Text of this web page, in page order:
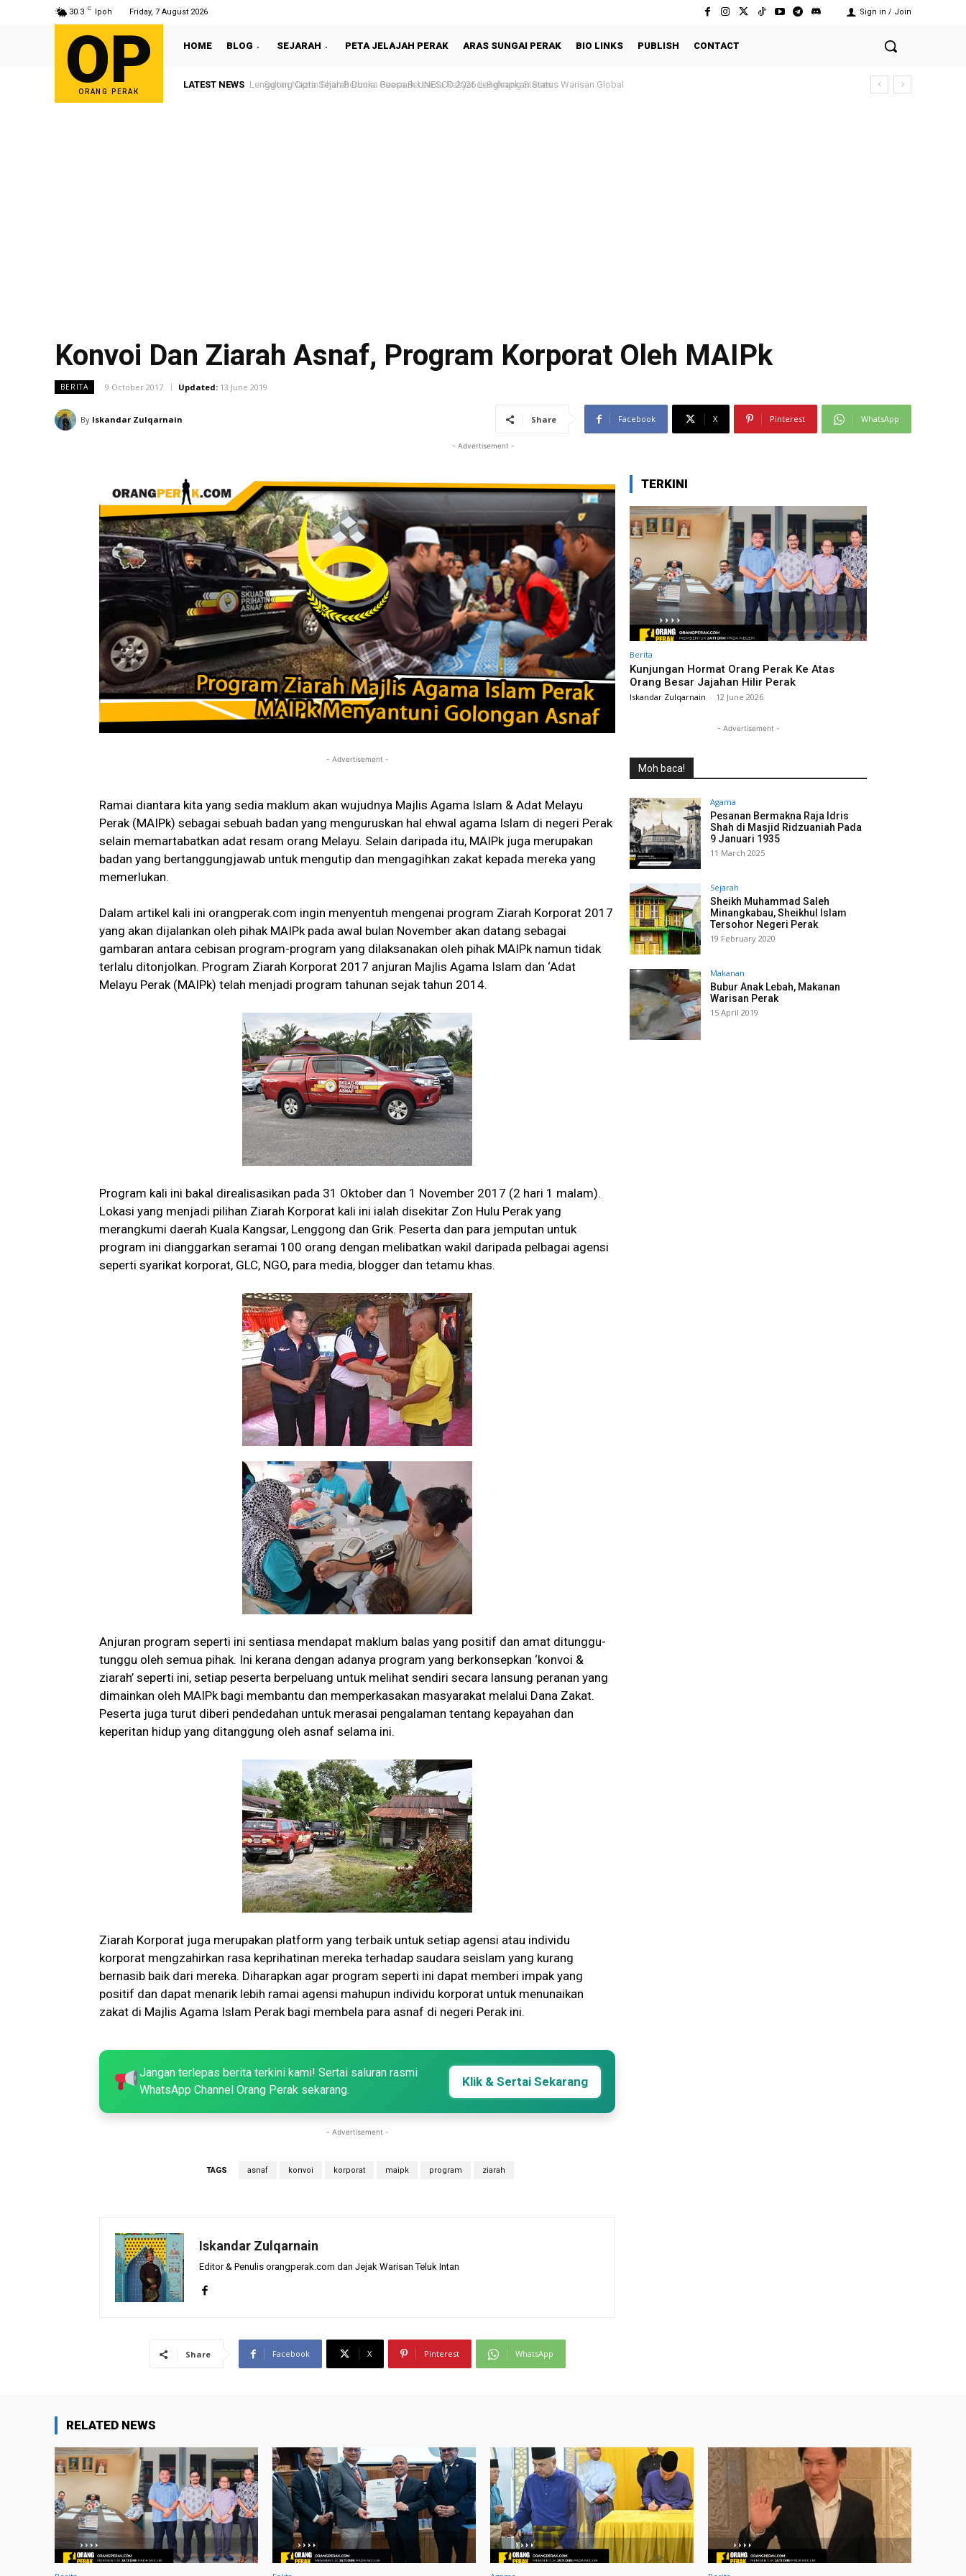
30.3 C Ipoh Friday, 7 August 2026 Sign in / Join
OP
ORANG PERAK
HOME BLOG SEJARAH PETA JELAJAH PERAK ARAS SUNGAI PERAK BIO LINKS PUBLISH CONTACT
LATEST NEWS Sultan Nazrin Shah Berbuka Puasa Bersama Rakyat di Behrang Stesen
Konvoi Dan Ziarah Asnaf, Program Korporat Oleh MAIPk
BERITA 9 October 2017 Updated: 13 June 2019
By Iskandar Zulqarnain Share Facebook X Pinterest WhatsApp
- Advertisement -
- Advertisement -
Ramai diantara kita yang sedia maklum akan wujudnya Majlis Agama Islam & Adat Melayu
Perak (MAIPk) sebagai sebuah badan yang menguruskan hal ehwal agama Islam di negeri Perak
selain memartabatkan adat resam orang Melayu. Selain daripada itu, MAIPk juga merupakan
badan yang bertanggungjawab untuk mengutip dan mengagihkan zakat kepada mereka yang
memerlukan.
Dalam artikel kali ini orangperak.com ingin menyentuh mengenai program Ziarah Korporat 2017
yang akan dijalankan oleh pihak MAIPk pada awal bulan November akan datang sebagai
gambaran antara cebisan program-program yang dilaksanakan oleh pihak MAIPk namun tidak
terlalu ditonjolkan. Program Ziarah Korporat 2017 anjuran Majlis Agama Islam dan ‘Adat
Melayu Perak (MAIPk) telah menjadi program tahunan sejak tahun 2014.
Program kali ini bakal direalisasikan pada 31 Oktober dan 1 November 2017 (2 hari 1 malam).
Lokasi yang menjadi pilihan Ziarah Korporat kali ini ialah disekitar Zon Hulu Perak yang
merangkumi daerah Kuala Kangsar, Lenggong dan Grik. Peserta dan para jemputan untuk
program ini dianggarkan seramai 100 orang dengan melibatkan wakil daripada pelbagai agensi
seperti syarikat korporat, GLC, NGO, para media, blogger dan tetamu khas.
Anjuran program seperti ini sentiasa mendapat maklum balas yang positif dan amat ditunggu-
tunggu oleh semua pihak. Ini kerana dengan adanya program yang berkonsepkan ‘konvoi &
ziarah’ seperti ini, setiap peserta berpeluang untuk melihat sendiri secara lansung peranan yang
dimainkan oleh MAIPk bagi membantu dan memperkasakan masyarakat melalui Dana Zakat.
Peserta juga turut diberi pendedahan untuk merasai pengalaman tentang kepayahan dan
keperitan hidup yang ditanggung oleh asnaf selama ini.
Ziarah Korporat juga merupakan platform yang terbaik untuk setiap agensi atau individu
korporat mengzahirkan rasa keprihatinan mereka terhadap saudara seislam yang kurang
bernasib baik dari mereka. Diharapkan agar program seperti ini dapat memberi impak yang
positif dan dapat menarik lebih ramai agensi mahupun individu korporat untuk menunaikan
zakat di Majlis Agama Islam Perak bagi membela para asnaf di negeri Perak ini.
Jangan terlepas berita terkini kami! Sertai saluran rasmi
WhatsApp Channel Orang Perak sekarang.
Klik & Sertai Sekarang
- Advertisement -
TAGS asnaf konvoi korporat maipk program ziarah
Iskandar Zulqarnain
Editor & Penulis orangperak.com dan Jejak Warisan Teluk Intan
Share Facebook X Pinterest WhatsApp
TERKINI
Berita
Kunjungan Hormat Orang Perak Ke Atas
Orang Besar Jajahan Hilir Perak
Iskandar Zulqarnain - 12 June 2026
- Advertisement -
Moh baca!
Agama
Pesanan Bermakna Raja Idris
Shah di Masjid Ridzuaniah Pada
9 Januari 1935
11 March 2025
Sejarah
Sheikh Muhammad Saleh
Minangkabau, Sheikhul Islam
Tersohor Negeri Perak
19 February 2020
Makanan
Bubur Anak Lebah, Makanan
Warisan Perak
15 April 2019
RELATED NEWS